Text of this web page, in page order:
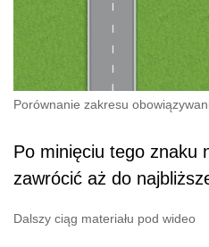
Porównanie zakresu
Po minięciu tego znaku
zawrócić aż do
Dalszy ciąg materiału pod wideo